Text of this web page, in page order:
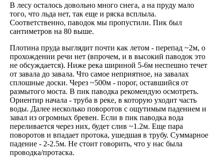
В лесу осталось довольно много снега, а на пруду мало
того, что льда нет, так еще и ряска всплыла.
Соответственно, паводок мы пропустили. Пик был
сантиметров на 80 выше.
Плотина пруда выглядит почти как летом - перепад ~2м, о
прохождении речи нет (впрочем, и в высокий паводок это
не обсуждается). Ниже река шириной 5-6м неспешно течет
от завала до завала. Что самое неприятное, на завалах
сплошные доски. Через ~500м - порог, оставшийся от
размытого моста. В пик паводка рекомендую осмотреть.
Ориентир начала - труба в реке, в которую уходит часть
воды. Далее несколько поворотов с ощутимым падением и
завал из огромных бревен. Если в пик паводка вода
переливается через них, будет слив ~1.2м. Еще пара
поворотов и впадает протока, ушедшая в трубу. Суммарное
падение - 2-2.5м. Не стоит говорить, что у нас была
проводка/протаска.